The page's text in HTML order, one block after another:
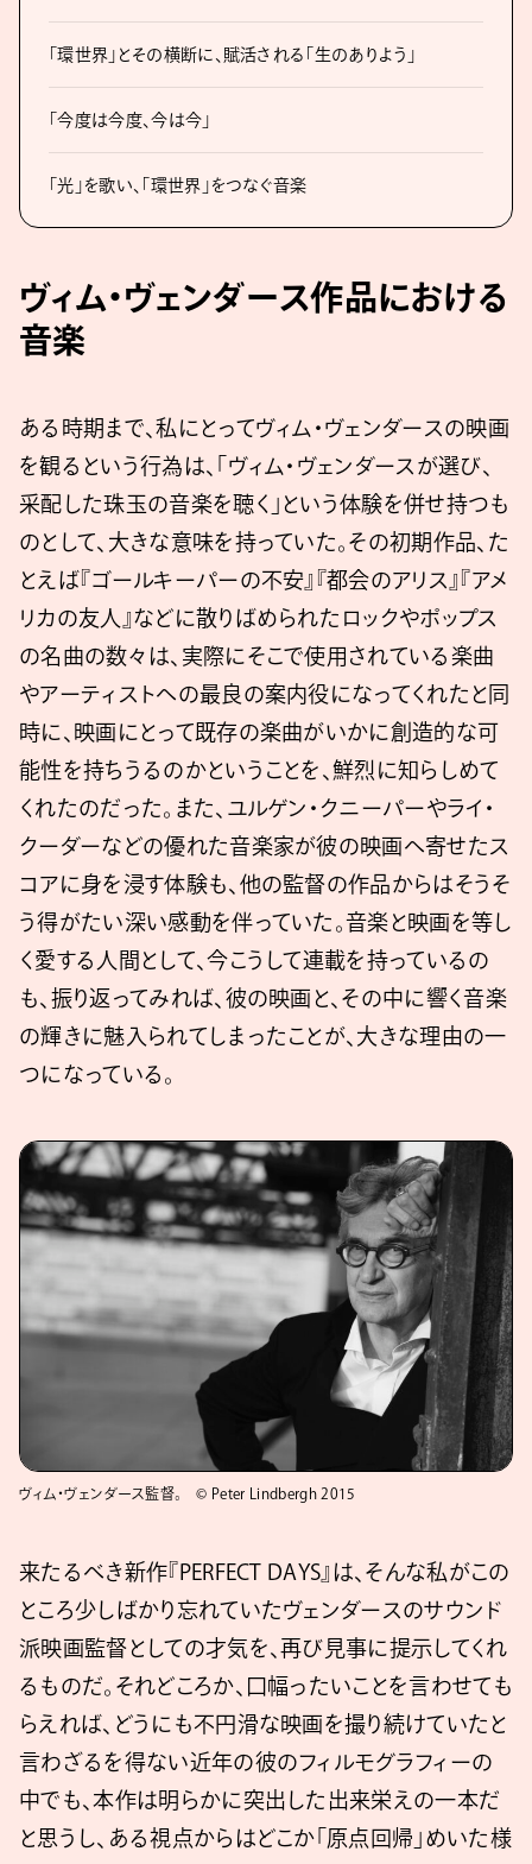
「環世界」とその横断に、賦活される「生のありよう」
「今度は今度、今は今」
「光」を歌い、「環世界」をつなぐ音楽
ヴィム・ヴェンダース作品における
音楽
ある時期まで、私にとってヴィム・ヴェンダースの映画
を観るという行為は、「ヴィム・ヴェンダースが選び、
采配した珠玉の音楽を聴く」という体験を併せ持つも
のとして、大きな意味を持っていた。その初期作品、た
とえば『ゴールキーパーの不安』『都会のアリス』『アメ
リカの友人』などに散りばめられたロックやポップス
の名曲の数々は、実際にそこで使用されている楽曲
やアーティストへの最良の案内役になってくれたと同
時に、映画にとって既存の楽曲がいかに創造的な可
能性を持ちうるのかということを、鮮烈に知らしめて
くれたのだった。また、ユルゲン・クニーパーやライ・
クーダーなどの優れた音楽家が彼の映画へ寄せたス
コアに身を浸す体験も、他の監督の作品からはそうそ
う得がたい深い感動を伴っていた。音楽と映画を等し
く愛する人間として、今こうして連載を持っているの
も、振り返ってみれば、彼の映画と、その中に響く音楽
の輝きに魅入られてしまったことが、大きな理由の一
つになっている。
ヴィム・ヴェンダース監督。 © Peter Lindbergh 2015
来たるべき新作『PERFECT DAYS』は、そんな私がこの
ところ少しばかり忘れていたヴェンダースのサウンド
派映画監督としての才気を、再び見事に提示してくれ
るものだ。それどころか、口幅ったいことを言わせても
らえれば、どうにも不円滑な映画を撮り続けていたと
言わざるを得ない近年の彼のフィルモグラフィーの
中でも、本作は明らかに突出した出来栄えの一本だ
と思うし、ある視点からはどこか「原点回帰」めいた様